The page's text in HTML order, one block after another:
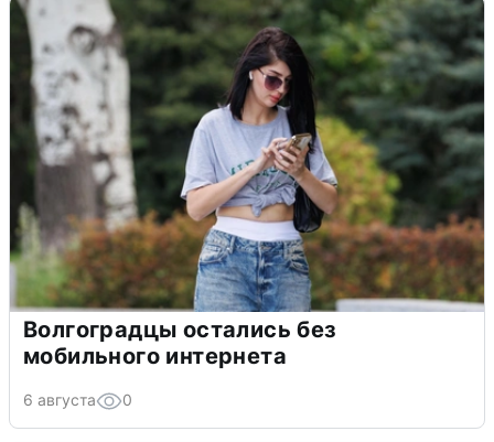
Волгоградцы остались без
мобильного интернета
6 августа 0